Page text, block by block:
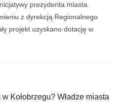
prezydenta miasta
z dyrekcją Regionalnego
projekt uzyskano dotację w
Kołobrzegu? Władze miasta